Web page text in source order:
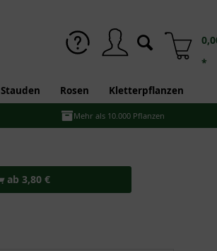
*
Stauden Rosen Kletterpflanzen
Mehr als 10.000 Pflanzen
ab 3,80 €